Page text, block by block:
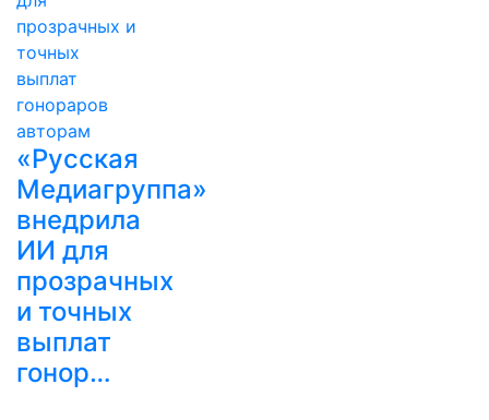
«Русская
Медиагруппа»
внедрила
ИИ для
прозрачных
и точных
выплат
гонор…